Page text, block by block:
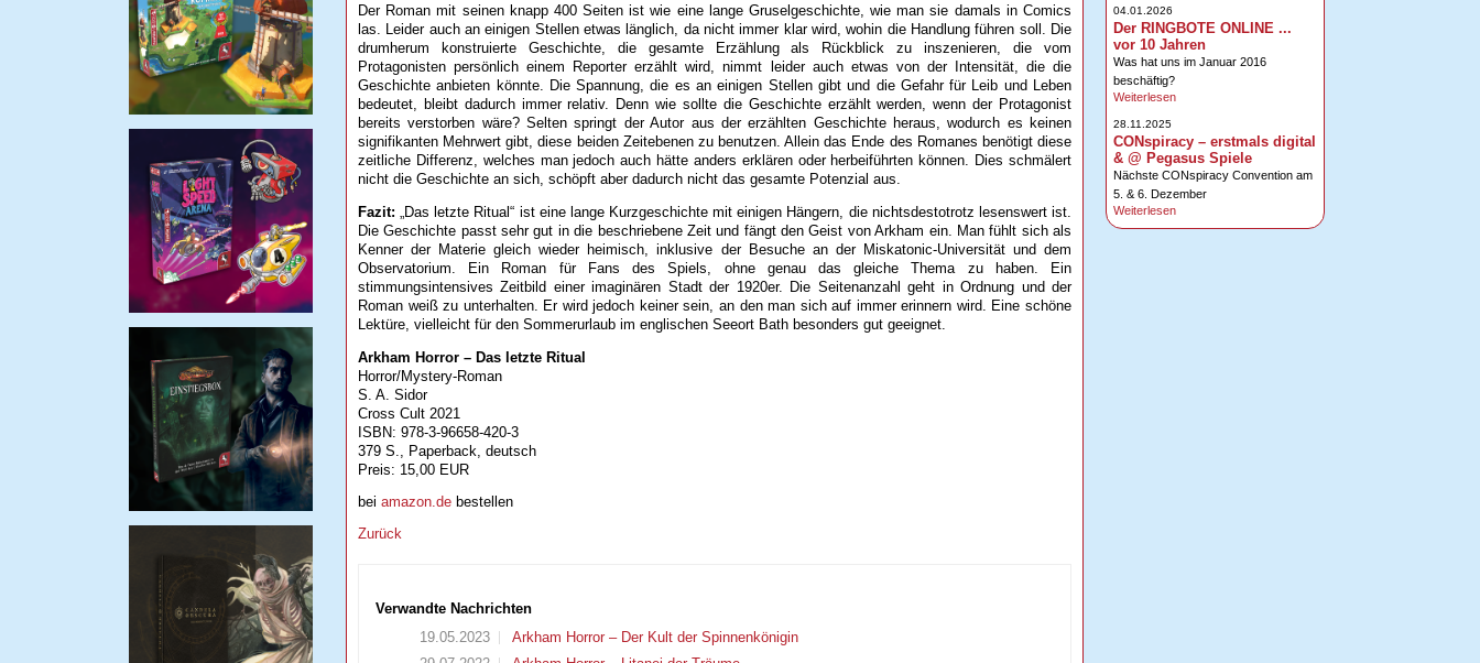
Der Roman mit seinen knapp 400 Seiten ist wie eine lange Gruselgeschichte, wie man sie damals in Comics
las. Leider auch an einigen Stellen etwas länglich, da nicht immer klar wird, wohin die Handlung führen soll. Die
drumherum konstruierte Geschichte, die gesamte Erzählung als Rückblick zu inszenieren, die vom
Protagonisten persönlich einem Reporter erzählt wird, nimmt leider auch etwas von der Intensität, die die
Geschichte anbieten könnte. Die Spannung, die es an einigen Stellen gibt und die Gefahr für Leib und Leben
bedeutet, bleibt dadurch immer relativ. Denn wie sollte die Geschichte erzählt werden, wenn der Protagonist
bereits verstorben wäre? Selten springt der Autor aus der erzählten Geschichte heraus, wodurch es keinen
signifikanten Mehrwert gibt, diese beiden Zeitebenen zu benutzen. Allein das Ende des Romanes benötigt diese
zeitliche Differenz, welches man jedoch auch hätte anders erklären oder herbeiführten können. Dies schmälert
nicht die Geschichte an sich, schöpft aber dadurch nicht das gesamte Potenzial aus.
Fazit: „Das letzte Ritual“ ist eine lange Kurzgeschichte mit einigen Hängern, die nichtsdestotrotz lesenswert ist.
Die Geschichte passt sehr gut in die beschriebene Zeit und fängt den Geist von Arkham ein. Man fühlt sich als
Kenner der Materie gleich wieder heimisch, inklusive der Besuche an der Miskatonic-Universität und dem
Observatorium. Ein Roman für Fans des Spiels, ohne genau das gleiche Thema zu haben. Ein
stimmungsintensives Zeitbild einer imaginären Stadt der 1920er. Die Seitenanzahl geht in Ordnung und der
Roman weiß zu unterhalten. Er wird jedoch keiner sein, an den man sich auf immer erinnern wird. Eine schöne
Lektüre, vielleicht für den Sommerurlaub im englischen Seeort Bath besonders gut geeignet.
Arkham Horror – Das letzte Ritual
Horror/Mystery-Roman
S. A. Sidor
Cross Cult 2021
ISBN: 978-3-96658-420-3
379 S., Paperback, deutsch
Preis: 15,00 EUR
bei amazon.de bestellen
Zurück
Verwandte Nachrichten
19.05.2023
Arkham Horror – Der Kult der Spinnenkönigin
04.01.2026
Der RINGBOTE ONLINE ...
vor 10 Jahren
Was hat uns im Januar 2016
beschäftig?
Weiterlesen
28.11.2025
CONspiracy – erstmals digital
& @ Pegasus Spiele
Nächste CONspiracy Convention am
5. & 6. Dezember
Weiterlesen